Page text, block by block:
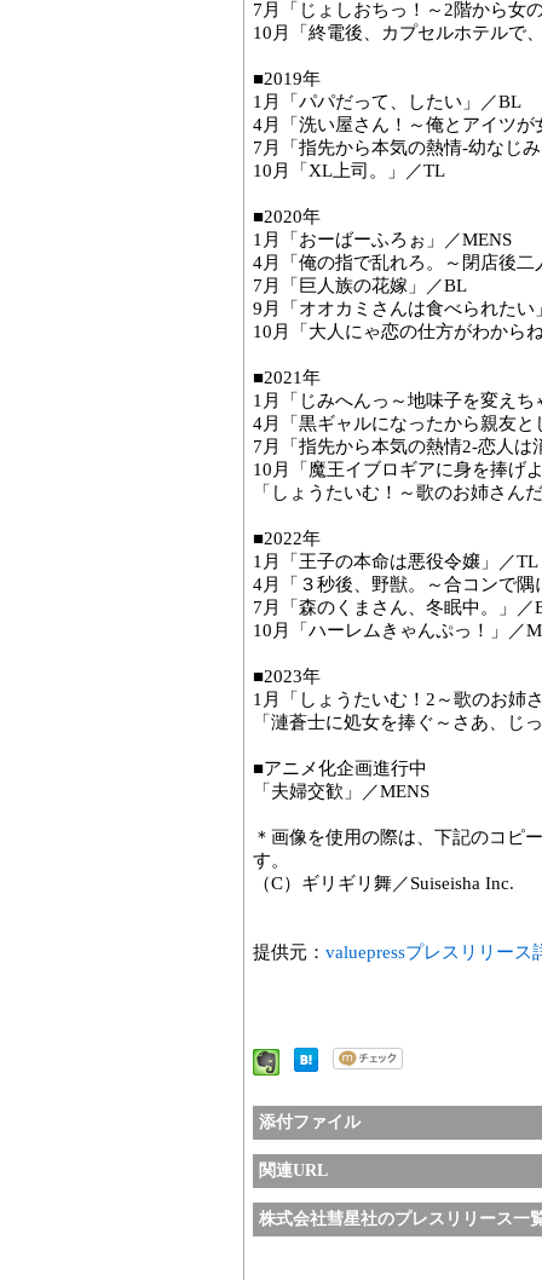
7月「じょしおちっ！～2階から女
10月「終電後、カプセルホテルで
■2019年
1月「パパだって、したい」／BL
4月「洗い屋さん！～俺とアイツが
7月「指先から本気の熱情-幼なじ
10月「XL上司。」／TL
■2020年
1月「おーばーふろぉ」／MENS
4月「俺の指で乱れろ。～閉店後
7月「巨人族の花嫁」／BL
9月「オオカミさんは食べられたい
10月「大人にゃ恋の仕方がわから
■2021年
1月「じみへんっ～地味子を変え
4月「黒ギャルになったから親友と
7月「指先から本気の熱情2-恋人は
10月「魔王イブロギアに身を捧げ
「しょうたいむ！～歌のお姉さん
■2022年
1月「王子の本命は悪役令嬢」／TL
4月「３秒後、野獣。～合コンで
7月「森のくまさん、冬眠中。」／
10月「ハーレムきゃんぷっ！」／
■2023年
1月「しょうたいむ！2～歌のお姉
「漣蒼士に処女を捧ぐ～さあ、じ
■アニメ化企画進行中
「夫婦交歓」／MENS
＊画像を使用の際は、下記のコピ
す。
（C）ギリギリ舞／Suiseisha Inc.
提供元： valuepressプレスリリース
添付ファイル
関連URL
株式会社彗星社のプレスリリース一